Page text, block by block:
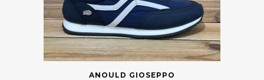
ANOULD GIOSEPPO